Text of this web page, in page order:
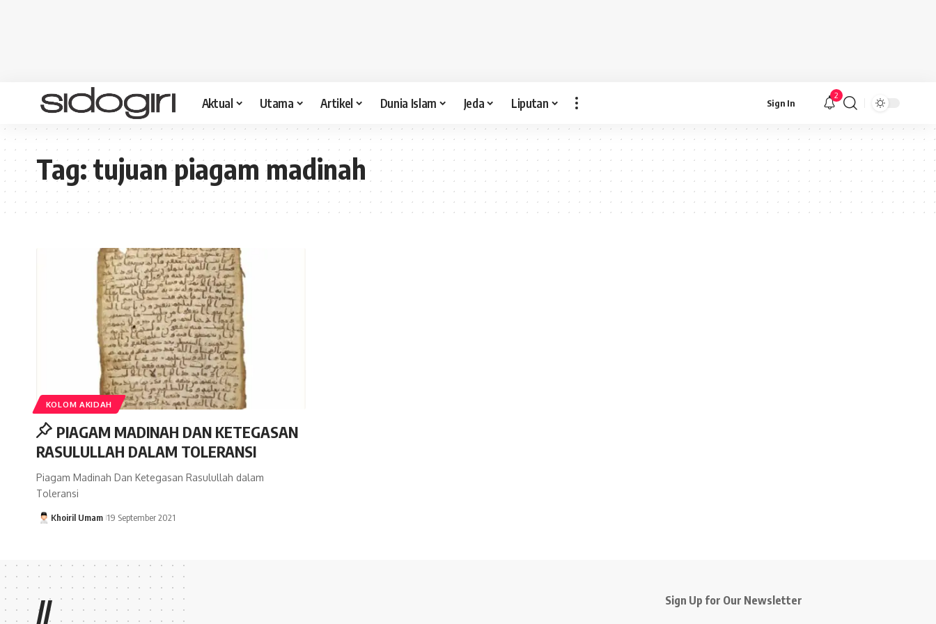
Aktual Utama Artikel Dunia Islam Jeda Liputan Sign In
2
Tag:tujuan piagam madinah
KOLOM AKIDAH
PIAGAM MADINAH DAN KETEGASAN
RASULULLAH DALAM TOLERANSI
Piagam Madinah Dan Ketegasan Rasulullah dalam
Toleransi
Khoiril Umam 19 September 2021
// Sign Up for Our Newsletter